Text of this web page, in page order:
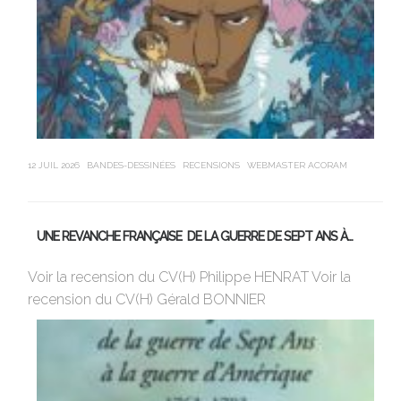
12 JUIL 2026 BANDES-DESSINÉES RECENSIONS WEBMASTER ACORAM
UNE REVANCHE FRANÇAISE DE LA GUERRE DE SEPT ANS À…
Voir la recension du CV(H) Philippe HENRAT Voir la
recension du CV(H) Gérald BONNIER